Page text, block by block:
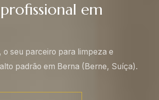
em
o seu parceiro para limpeza e
padrão em Berna (Berne, Suíça).